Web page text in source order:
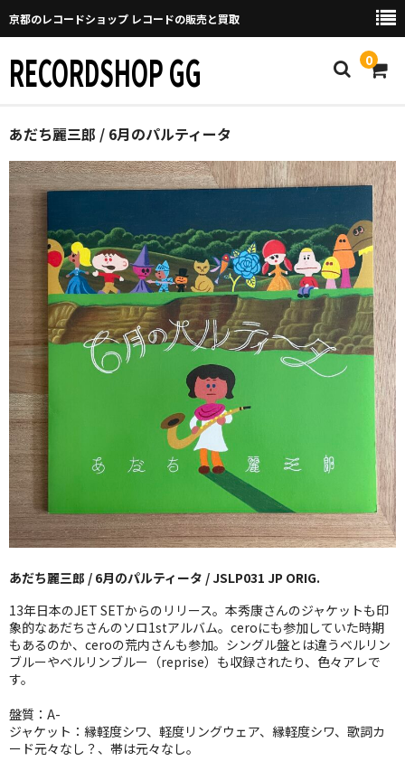
京都のレコードショップ レコードの販売と買取
RECORDSHOP GG 0
Home
マイページ
GGについて
買取について
取り置きなどについて
Categories
New Arrivals
新譜
GG RECORD （当店のレーベル）
全商品
JAZZ-US
BLUE NOTE
JAZZ-EU
JAZZ-JP
JAZZ-VOCAL
ROCK
あだち麗三郎 / 6月のパルティータ
あだち麗三郎 / 6月のパルティータ / JSLP031 JP ORIG.
13年日本のJET SETからのリリース。本秀康さんのジャケットも印
象的なあだちさんのソロ1stアルバム。ceroにも参加していた時期
もあるのか、ceroの荒内さんも参加。シングル盤とは違うベルリン
ブルーやベルリンブルー（reprise）も収録されたり、色々アレで
す。
盤質：A-
ジャケット：縁軽度シワ、軽度リングウェア、縁軽度シワ、歌詞カ
ード元々なし？、帯は元々なし。